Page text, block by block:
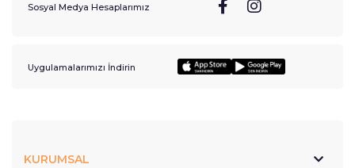
Sosyal Medya Hesaplarımız
Uygulamalarımızı İndirin
KURUMSAL